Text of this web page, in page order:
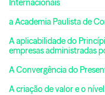
Internacionais
a Academia Paulista de
A aplicabilidade do
empresas administradas
A Convergência do
A criação de valor e o